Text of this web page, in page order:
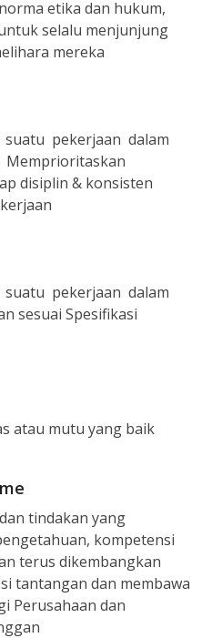
etika dan hukum,
selalu menjunjung
mereka
suatu pekerjaan dalam
disiplin & konsisten
suatu pekerjaan dalam
sesuai Spesifikasi
atau mutu yang baik
tindakan yang
kompetensi
terus dikembangkan
tantangan dan membawa
Perusahaan dan